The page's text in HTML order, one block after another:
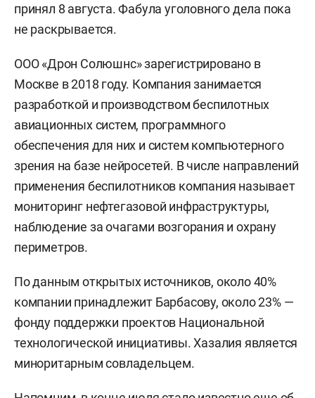
принял 8 августа. Фабула уголовного дела пока
не раскрывается.
ООО «Дрон Солюшнс» зарегистрировано в
Москве в 2018 году. Компания занимается
разработкой и производством беспилотных
авиационных систем, программного
обеспечения для них и систем компьютерного
зрения на базе нейросетей. В числе направлений
применения беспилотников компания называет
мониторинг нефтегазовой инфраструктуры,
наблюдение за очагами возгорания и охрану
периметров.
По данным открытых источников, около 40%
компании принадлежит Барбасову, около 23% —
фонду поддержки проектов Национальной
технологической инициативы. Хазалия является
миноритарным совладельцем.